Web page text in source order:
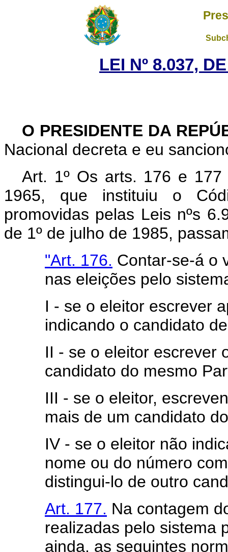
LEI Nº 8.037,
O PRESIDENTE DA
Nacional decreta e eu
Art. 1º Os arts. 176 e
1965, que instituiu o
promovidas pelas Leis nºs
de 1º de julho de 1985,
"Art. 176. Contar-se-á o
nas eleições pelo
I - se o eleitor escrever
indicando o candidato
II - se o eleitor escrever
candidato do mesmo
III - se o eleitor,
mais de um candidato
IV - se o eleitor não
nome ou do número
distingui-lo de outro
Art. 177. Na contagem
realizadas pelo sistema
ainda, as seguintes